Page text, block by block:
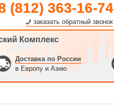
(812) 363-16-74
заказать обратный звонок
Комплекс
Доставка по России
в Европу и Азию